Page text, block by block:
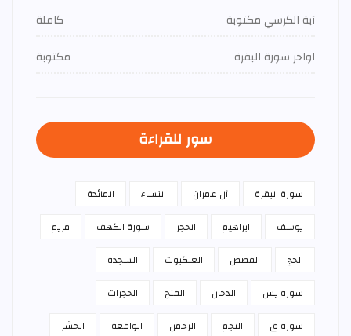
آية الكرسي مكتوبة
كاملة
اواخر سورة البقرة
مكتوبة
سور للقراءة
سورة البقرة آل عمران النساء
المائدة
يوسف
ابراهيم الحجر سورة الكهف
مريم
الحج
القصص العنكبوت
السجدة
سورة يس
الدخان الفتح
الحجرات
سورة ق
النجم الرحمن الواقعة
الحشر